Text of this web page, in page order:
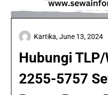
Hubungi
2255-5757
Kartika,June 13, 2024